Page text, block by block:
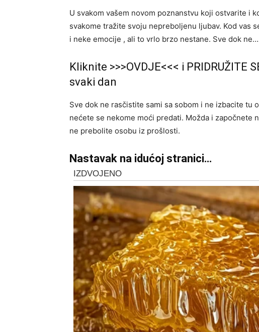
U svakom vašem novom poznanstvu koji ostvarite i
svakome tražite svoju nepreboljenu ljubav. Kod vas
i neke emocije , ali to vrlo brzo nestane. Sve dok ne…
Kliknite >>>OVDJE<<< i PRIDRUŽITE
svaki dan
Sve dok ne rasčistite sami sa sobom i ne izbacite tu
nećete se nekome moći predati. Možda i započnete
ne prebolite osobu iz prošlosti.
Nastavak na idućoj stranici…